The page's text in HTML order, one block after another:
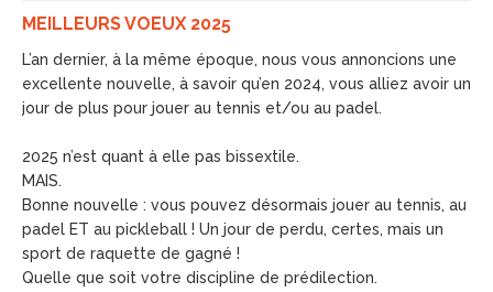
MEILLEURS VOEUX 2025
L’an dernier, à la même époque, nous vous annoncions une
excellente nouvelle, à savoir qu’en 2024, vous alliez avoir un
jour de plus pour jouer au tennis et/ou au padel.
2025 n’est quant à elle pas bissextile.
MAIS.
Bonne nouvelle : vous pouvez désormais jouer au tennis, au
padel ET au pickleball ! Un jour de perdu, certes, mais un
sport de raquette de gagné !
Quelle que soit votre discipline de prédilection.